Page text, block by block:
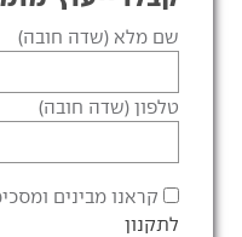
שם מלא (שדה חובה)
טלפון (שדה חובה)
קראנו מבינים
לתקנון